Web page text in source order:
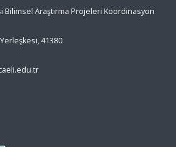
Bilimsel Araştırma Projeleri Koordinasyon
41380